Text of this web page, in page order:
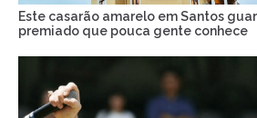
Este casarão amarelo em Santos
premiado que pouca gente conhece